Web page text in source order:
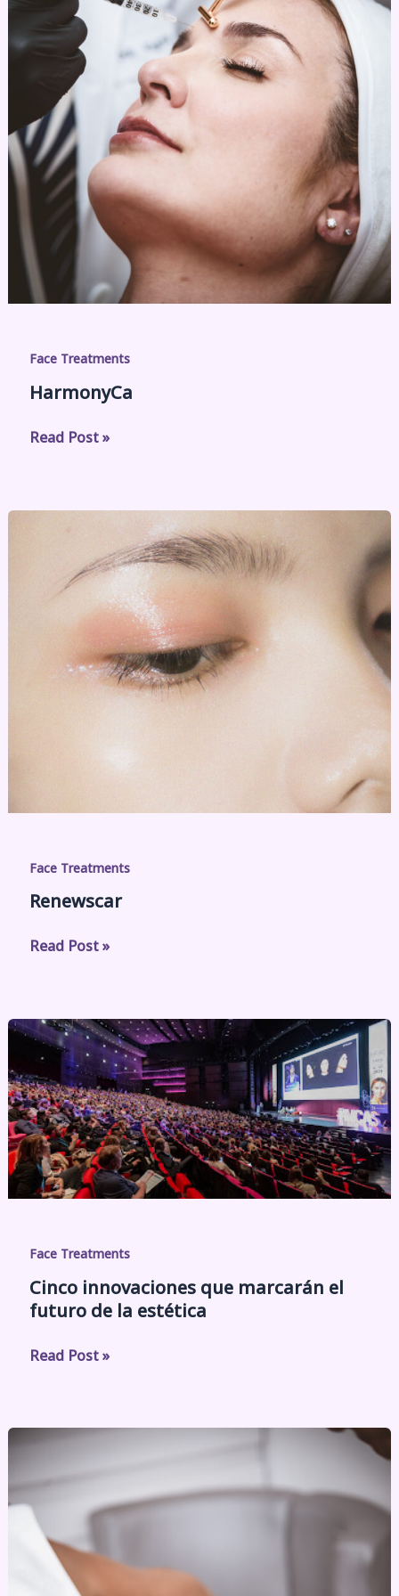
Face Treatments
HarmonyCa
Read Post »
Face Treatments
Renewscar
Read Post »
Face Treatments
Cinco innovaciones que marcarán el
futuro de la estética
Cinco
innovaciones
que
marcarán
el
futuro
de
la
Read Post »
La
de
la
recuperación
postoperatoria: